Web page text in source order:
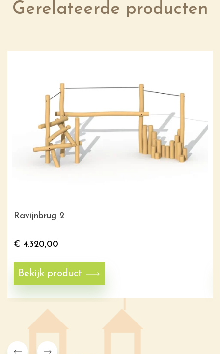
Gerelateerde producten
Ravijnbrug 2
€ 4.320,00
Bekijk product